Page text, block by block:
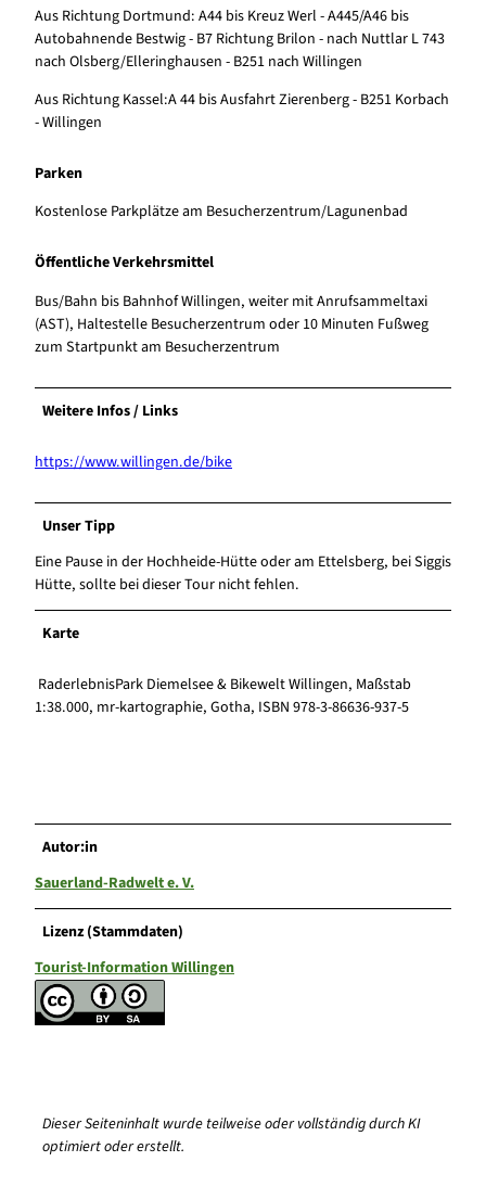
Aus Richtung Dortmund: A44 bis Kreuz Werl - A445/A46 bis
Autobahnende Bestwig - B7 Richtung Brilon - nach Nuttlar L 743
nach Olsberg/Elleringhausen - B251 nach Willingen
Aus Richtung Kassel:A 44 bis Ausfahrt Zierenberg - B251 Korbach
- Willingen
Parken
Kostenlose Parkplätze am Besucherzentrum/Lagunenbad
Öffentliche Verkehrsmittel
Bus/Bahn bis Bahnhof Willingen, weiter mit Anrufsammeltaxi
(AST), Haltestelle Besucherzentrum oder 10 Minuten Fußweg
zum Startpunkt am Besucherzentrum
Weitere Infos / Links
https://www.willingen.de/bike
Unser Tipp
Eine Pause in der Hochheide-Hütte oder am Ettelsberg, bei Siggis
Hütte, sollte bei dieser Tour nicht fehlen.
Karte
RaderlebnisPark Diemelsee & Bikewelt Willingen, Maßstab
1:38.000, mr-kartographie, Gotha, ISBN 978-3-86636-937-5
Autor:in
Sauerland-Radwelt e. V.
Lizenz (Stammdaten)
Tourist-Information Willingen
Dieser Seiteninhalt wurde teilweise oder vollständig durch KI
optimiert oder erstellt.